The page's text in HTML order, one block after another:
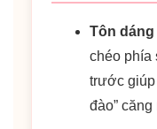
Tôn
chéo phía
trước giúp
đào” căng